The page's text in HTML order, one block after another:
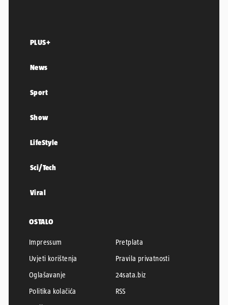
PLUS+
News
Sport
Show
LifeStyle
Sci/Tech
Viral
OSTALO
Impressum
Pretplata
Uvjeti korištenja
Pravila privatnosti
Oglašavanje
24sata.biz
Politika kolačića
RSS